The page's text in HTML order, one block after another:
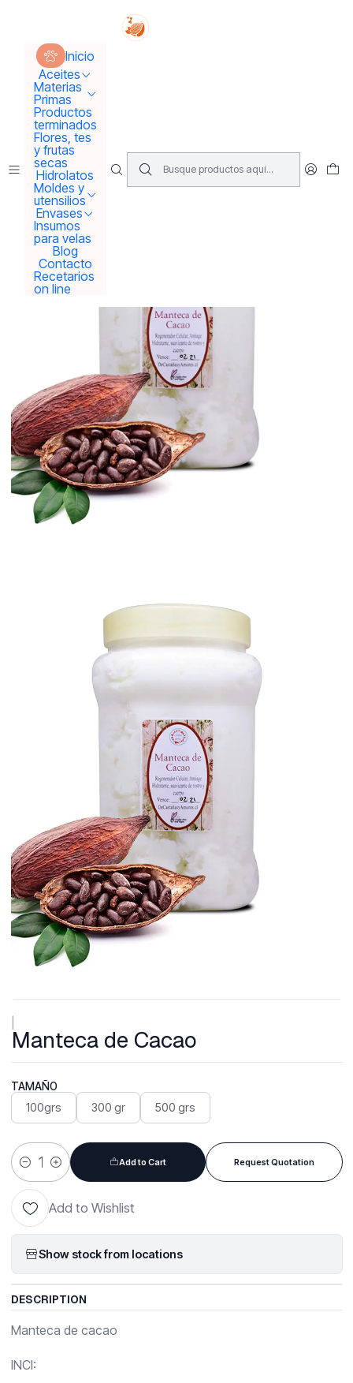
Inicio
Aceites
Materias
Primas
Productos
terminados
Flores, tes
y frutas
secas
Hidrolatos
Moldes y
utensilios
Envases
Insumos
para velas
Blog
Contacto
Recetarios
on line
Tus sueños se concretan aquí !!!
Manteca de Cacao
TAMAÑO
100grs 300 gr 500 grs
Quantity
Add to Cart Request Quotation
Add to Wishlist
Show stock from locations
DESCRIPTION
Manteca de cacao
INCI: